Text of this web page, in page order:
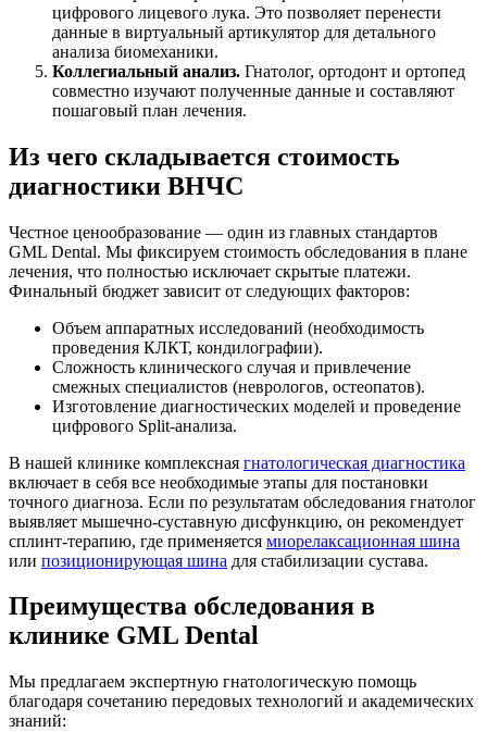
цифрового лицевого лука. Это позволяет перенести
данные в виртуальный артикулятор для детального
анализа биомеханики.
Коллегиальный анализ. Гнатолог, ортодонт и ортопед
совместно изучают полученные данные и составляют
пошаговый план лечения.
Из чего складывается стоимость
диагностики ВНЧС
Честное ценообразование — один из главных стандартов
GML Dental. Мы фиксируем стоимость обследования в плане
лечения, что полностью исключает скрытые платежи.
Финальный бюджет зависит от следующих факторов:
Объем аппаратных исследований (необходимость
проведения КЛКТ, кондилографии).
Сложность клинического случая и привлечение
смежных специалистов (неврологов, остеопатов).
Изготовление диагностических моделей и проведение
цифрового Split-анализа.
В нашей клинике комплексная гнатологическая диагностика
включает в себя все необходимые этапы для постановки
точного диагноза. Если по результатам обследования гнатолог
выявляет мышечно-суставную дисфункцию, он рекомендует
сплинт-терапию, где применяется миорелаксационная шина
или позиционирующая шина для стабилизации сустава.
Преимущества обследования в
клинике GML Dental
Мы предлагаем экспертную гнатологическую помощь
благодаря сочетанию передовых технологий и академических
знаний: